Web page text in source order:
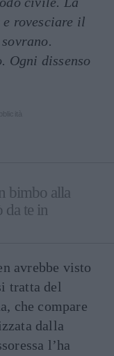
e rovesciare il
Ogni dissenso
bimbo alla
da te in
avrebbe visto
tratta del
che compare
dalla
l’ha